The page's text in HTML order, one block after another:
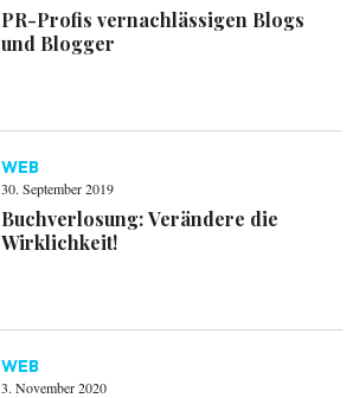
PR-Profis vernachlässigen Blogs
und Blogger
WEB
30. September 2019
Buchverlosung: Verändere die
Wirklichkeit!
WEB
3. November 2020